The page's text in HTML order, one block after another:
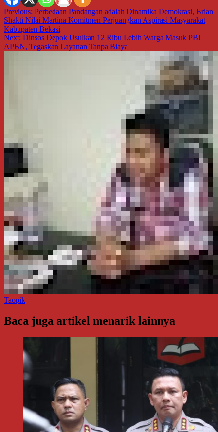
Navigasi
pos
Previous: Perbedaan Pandangan adalah Dinamika Demokrasi, Brian
Shakti Nilai Martina Komitmen Perjuangkan Aspirasi Masyarakat
Kabupaten Bekasi
Next: Dinsos Depok Usulkan 12 Ribu Lebih Warga Masuk PBI
APBN, Tegaskan Layanan Tanpa Biaya
Taopik
Baca juga artikel menarik lainnya